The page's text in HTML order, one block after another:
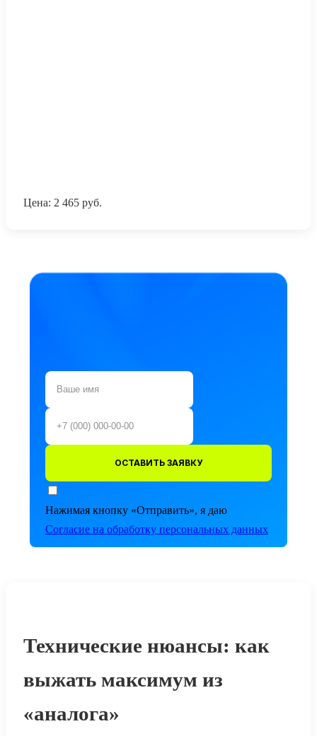
Цена: 2 465 руб.
ОСТАВИТЬ ЗАЯВКУ
Нажимая кнопку «Отправить», я даю
Согласие на обработку персональных данных
Технические нюансы: как
выжать максимум из
«аналога»